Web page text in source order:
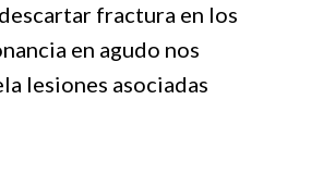
fractura en los
en agudo nos
lesiones asociadas